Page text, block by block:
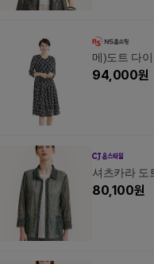
메)도트 다
94,000원
셔츠카라 도
80,100원